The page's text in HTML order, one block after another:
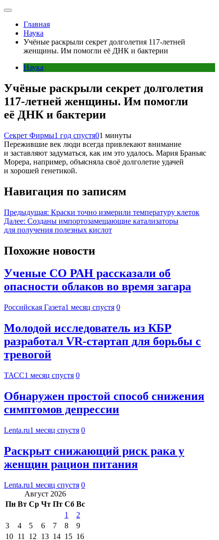
Главная
Наука
Учёные раскрыли секрет долголетия 117-летней
женщины. Им помогли её ДНК и бактерии
Наука
Учёные раскрыли секрет долголетия
117-летней женщины. Им помогли
её ДНК и бактерии
Секрет Фирмы1 год спустя01 минуты
Пережившие век люди всегда привлекают внимание
и заставляют задуматься, как им это удалось. Мария Браньяс
Морера, например, объясняла своё долголетие удачей
и хорошей генетикой.
Навигация по записям
Предыдущая: Краски точно измерили температуру клеток
Далее: Созданы импортозамещающие катализаторы
для получения полезных кислот
Похожие новости
Ученые СО РАН рассказали об
опасности облаков во время загара
Российская Газета1 месяц спустя 0
Молодой исследователь из КБР
разработал VR-стартап для борьбы с
тревогой
ТАСС1 месяц спустя 0
Обнаружен простой способ снижения
симптомов депрессии
Lenta.ru1 месяц спустя 0
Раскрыт снижающий риск рака у
женщин рацион питания
Lenta.ru1 месяц спустя 0
Август 2026
Пн Вт Ср Чт Пт Сб Вс
1
2
3
4 5 6 7 8
9
10 11 12 13 14 15 16